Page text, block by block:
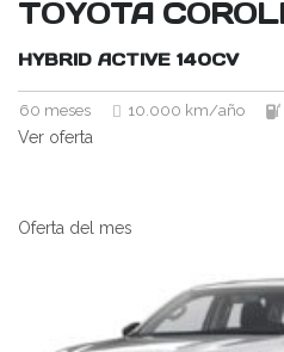
TOYOTA
HYBRID ACTIVE 140CV
60 meses 10.000 km/año
Ver oferta
Oferta del mes